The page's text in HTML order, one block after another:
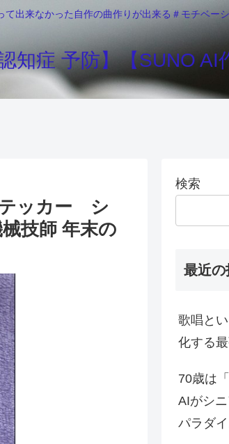
出来なかった自作の曲作りが出来る＃モチベー
知症 予防】【SUNO AI
テッカー シ
技師 年末の
検索
最近の
歌唱と
化する
70歳は
AIがシ
パラダ